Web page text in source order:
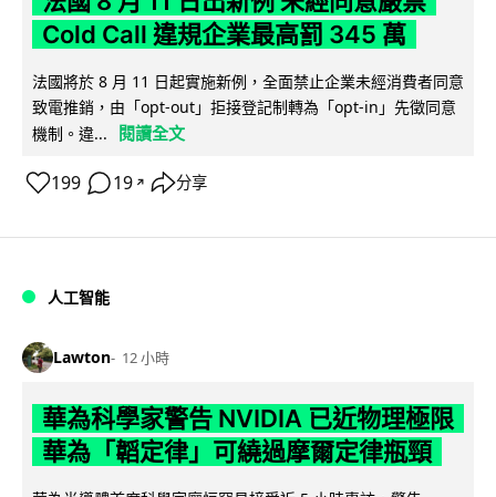
Cold Call 違規企業最高罰 345 萬
法國將於 8 月 11 日起實施新例，全面禁止企業未經消費者同意
致電推銷，由「opt-out」拒接登記制轉為「opt-in」先徵同意
機制。違...
閱讀全文
199 19 ↗ 分享
人工智能
Lawton 12 小時
華為科學家警告 NVIDIA 已近物理極限
華為「韜定律」可繞過摩爾定律瓶頸